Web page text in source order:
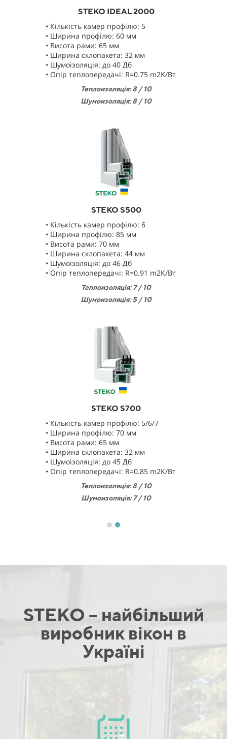
STEKO IDEAL 2000
• Кількість камер профілю: 5
• Ширина профілю: 60 мм
• Висота рами: 65 мм
• Ширина склопакета: 32 мм
• Шумоізоляція: до 40 Дб
• Опір теплопередачі: R=0.75 m2K/Bт
Теплоизоляція: 8 / 10
Шумоизоляція: 8 / 10
STEKO S500
• Кількість камер профілю: 6
• Ширина профілю: 85 мм
• Висота рами: 70 мм
• Ширина склопакета: 44 мм
• Шумоізоляція: до 46 Дб
• Опір теплопередачі: R=0.91 m2K/Bт
Теплоизоляція: 7 / 10
Шумоизоляція: 5 / 10
STEKO S700
• Кількість камер профілю: 5/6/7
• Ширина профілю: 70 мм
• Висота рами: 65 мм
• Ширина склопакета: 32 мм
• Шумоізоляція: до 45 Дб
• Опір теплопередачі: R=0.85 m2K/Bт
Теплоизоляція: 8 / 10
Шумоизоляція: 7 / 10
STEKO – найбільший
виробник вікон в
Україні